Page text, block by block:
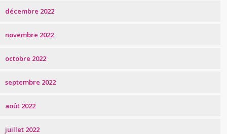
décembre 2022
novembre 2022
octobre 2022
septembre 2022
août 2022
juillet 2022